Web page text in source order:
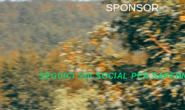
SPONSOR
SEGUICI SUI SOCIAL PER